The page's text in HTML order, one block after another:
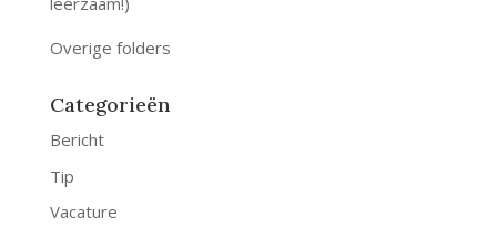
Overige folders
Categorieën
Bericht
Tip
Vacature